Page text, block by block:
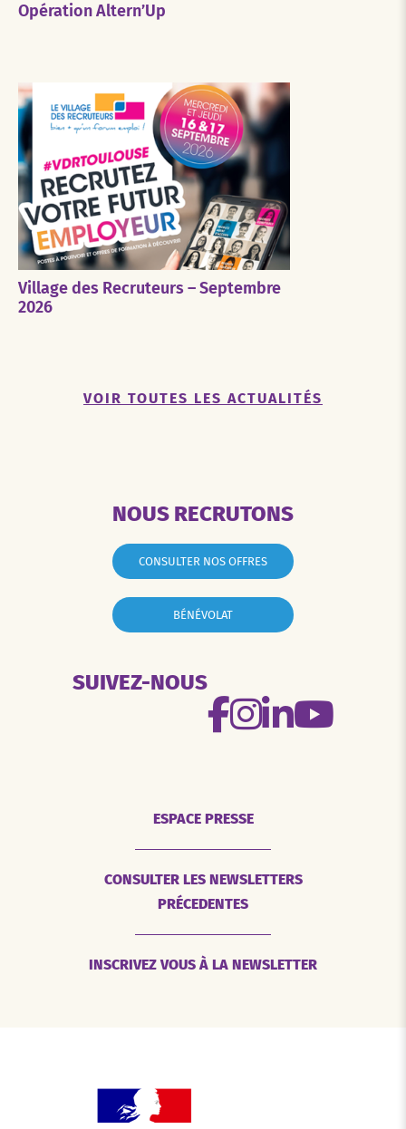
Opération Altern’Up
Village des Recruteurs – Septembre
2026
VOIR TOUTES LES ACTUALITÉS
NOUS RECRUTONS
CONSULTER NOS OFFRES
BÉNÉVOLAT
SUIVEZ-NOUS
ESPACE PRESSE
CONSULTER LES NEWSLETTERS
PRÉCEDENTES
INSCRIVEZ VOUS À LA NEWSLETTER